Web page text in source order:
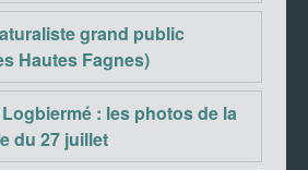
grand public
Hautes Fagnes)
: les photos de la
du 27 juillet